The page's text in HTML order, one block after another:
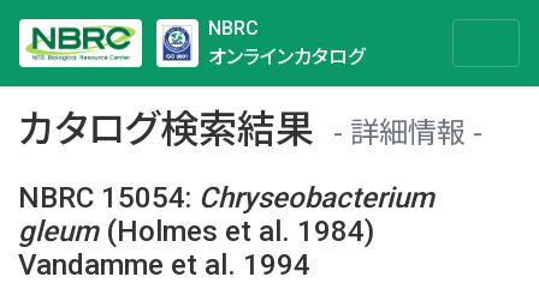
NBRC
オンラインカタログ
カタログ検索結果
詳細情報
NBRC 15054: Chryseobacterium
gleum(Holmes et al. 1984)
Vandamme et al. 1994